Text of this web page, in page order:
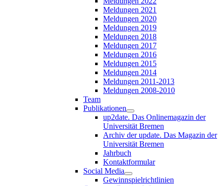
Meldungen 2021
Meldungen 2020
Meldungen 2019
Meldungen 2018
Meldungen 2017
Meldungen 2016
Meldungen 2015
Meldungen 2014
Meldungen 2011-2013
Meldungen 2008-2010
Team
Publikationen
up2date. Das Onlinemagazin der
Universität Bremen
Archiv der update. Das Magazin der
Universität Bremen
Jahrbuch
Kontaktformular
Social Media
Gewinnspielrichtlinien